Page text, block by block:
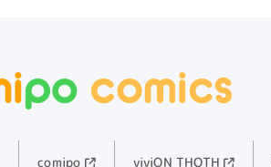
comipo viviON THOTH